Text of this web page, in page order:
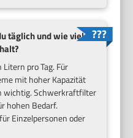
täglich und wie viele
pro Tag. Für
mit hoher Kapazität
wichtig. Schwerkraftfilter
hohen Bedarf.
Einzelpersonen oder